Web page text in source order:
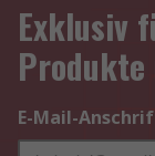
Exklusiv
Produkte
E-Mail-